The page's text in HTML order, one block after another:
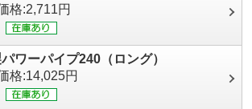
格:2,711円
ワーパイプ240（ロング）
格:14,025円